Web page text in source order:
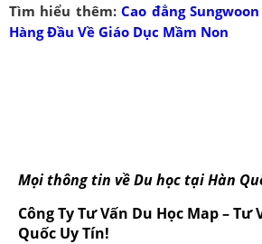
Tìm hiểu thêm:Cao đẳng
Hàng Đầu Về Giáo Dục Mầm Non
Mọi thông tin về Du học tại Hàn
Công Ty Tư Vấn Du Học Map – Tư
Quốc Uy Tín!